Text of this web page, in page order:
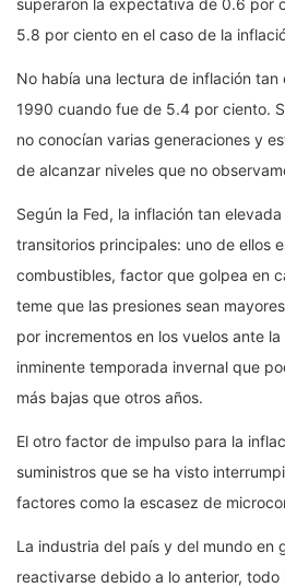
superaron la expectativa de 0.6 por
5.8 por ciento en el caso de la
No había una lectura de inflación tan
1990 cuando fue de 5.4 por ciento.
no conocían varias generaciones y
de alcanzar niveles que no
Según la Fed, la inflación tan
transitorios principales: uno de ellos
combustibles, factor que golpea en
teme que las presiones sean
por incrementos en los vuelos ante
inminente temporada invernal que
más bajas que otros años.
El otro factor de impulso para la
suministros que se ha visto
factores como la escasez de
La industria del país y del mundo en
reactivarse debido a lo anterior,